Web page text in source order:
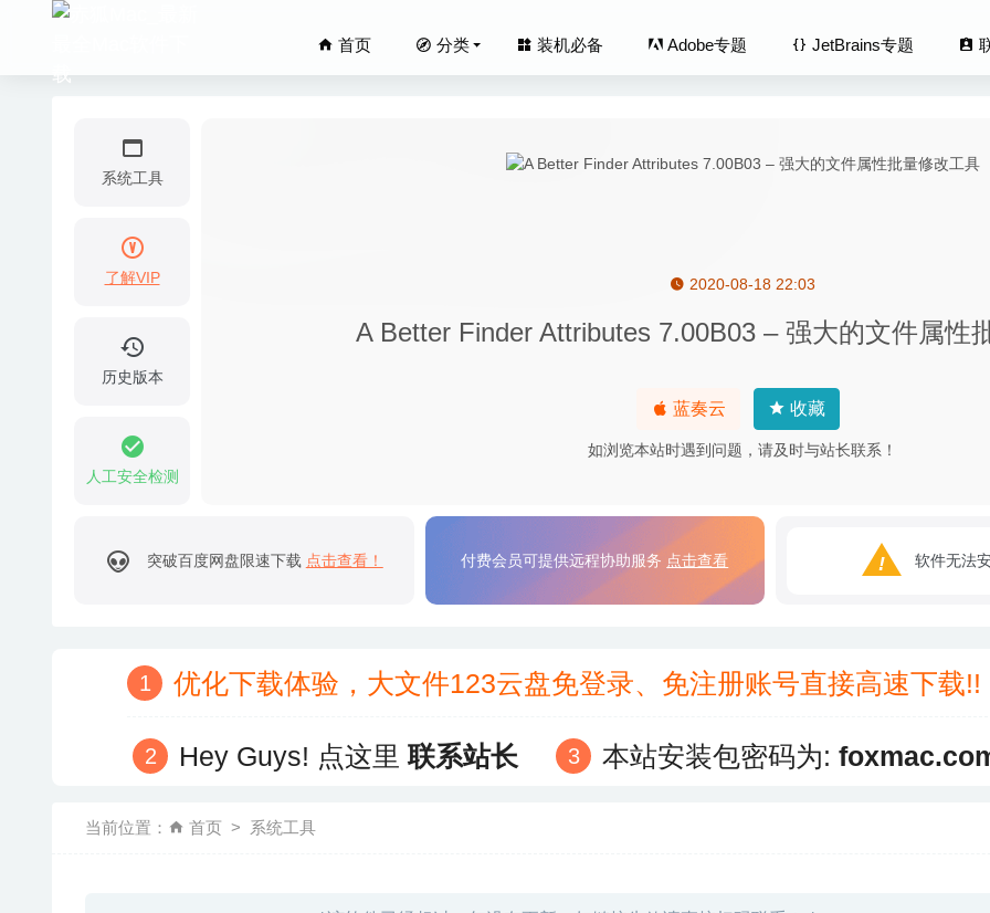
首页 分类 装机必备 Adobe专题 JetBrains专题
系统工具
了解VIP
历史版本
人工安全检测
2020-08-18 22:03
A Better Finder Attributes 7.00B03 – 强大的文件属性
蓝奏云 收藏
如浏览本站时遇到问题，请及时与站长联系！
突破百度网盘限速下载 点击查看！ 付费会员可提供远程协助服务 点击查看 软件无法
优化下载体验，大文件123云盘免登录、免注册账号直接高速下
Hey Guys! 点这里联系站长 本站安装包密码为:
当前位置： 首页 系统工具
Middle 1.4.6 – 触控板和鼠标增强工具 2020-08-11
Cinematic Photo Effects 1.4 – 电影级图像效果处理软件
GoodNotes 5.4.36 中文版-最好的手写笔记应用 2020-08-09